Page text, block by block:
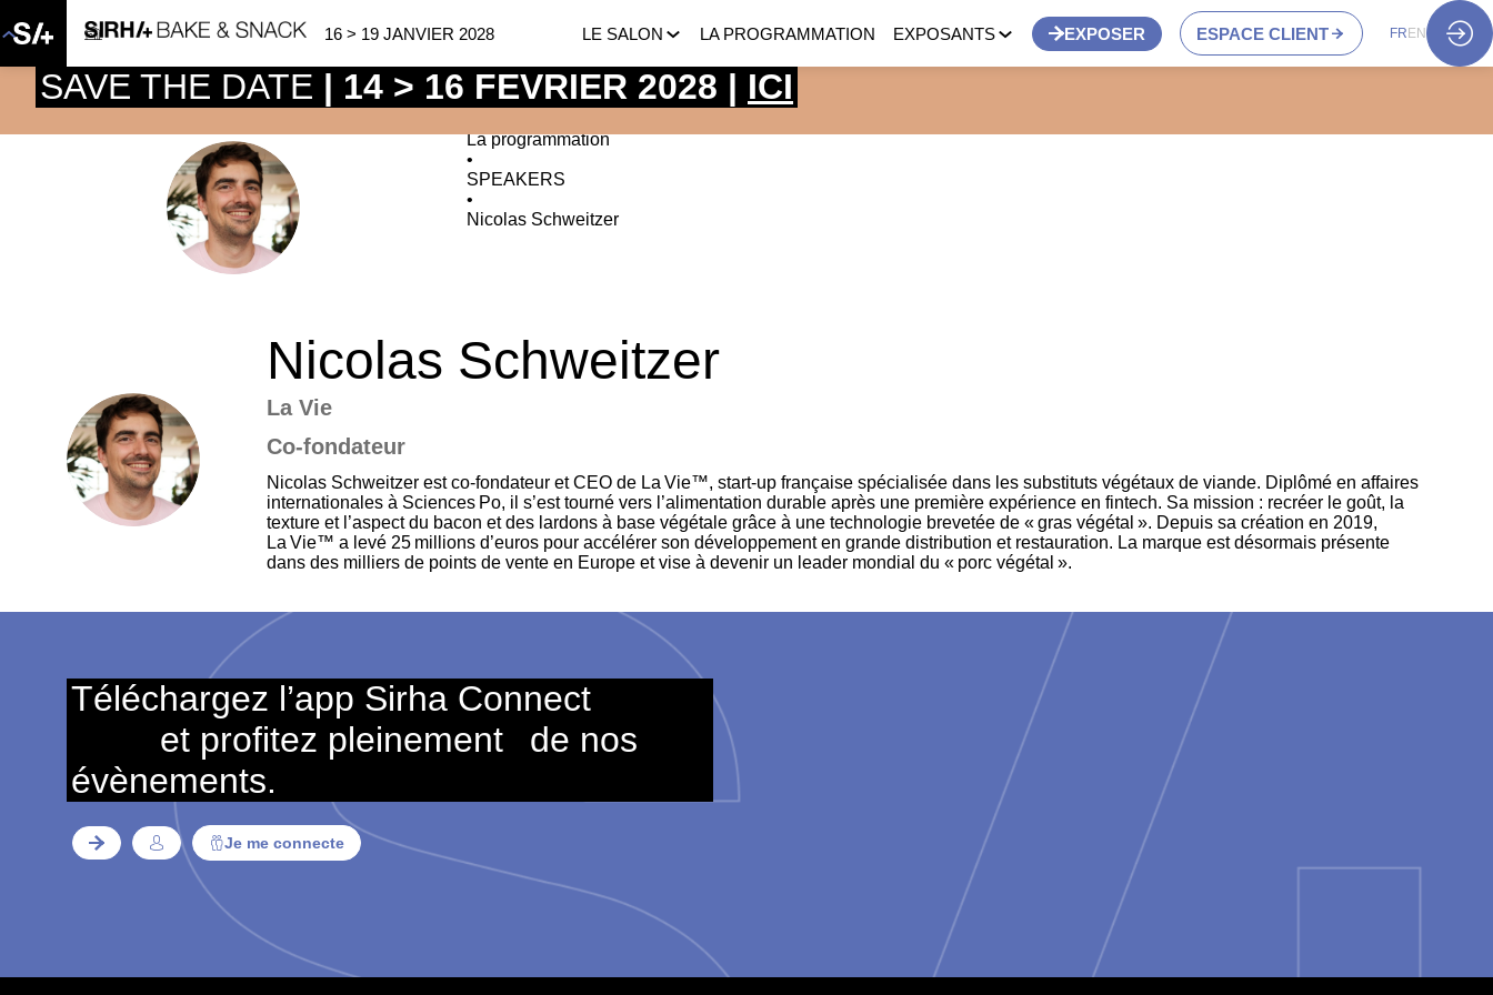
16 > 19 JANVIER 2028 LE SALON LA PROGRAMMATION EXPOSANTS EXPOSER ESPACE CLIENT FR EN
NS
La programmation
•
SPEAKERS
•
Nicolas Schweitzer
NS
Nicolas Schweitzer
La Vie
Co-fondateur
Nicolas Schweitzer est co‑fondateur et CEO de La Vie™, start‑up française spécialisée dans les substituts végétaux de viande. Diplômé en affaires
internationales à Sciences Po, il s’est tourné vers l’alimentation durable après une première expérience en fintech. Sa mission : recréer le goût, la
texture et l’aspect du bacon et des lardons à base végétale grâce à une technologie brevetée de « gras végétal ». Depuis sa création en 2019,
La Vie™ a levé 25 millions d’euros pour accélérer son développement en grande distribution et restauration. La marque est désormais présente
dans des milliers de points de vente en Europe et vise à devenir un leader mondial du « porc végétal ».
Téléchargez l’app Sirha Connect
et profitez pleinement
de nos
évènements.
Je me connecte
SAVE THE DATE | 14 > 16 FEVRIER 2028 | ICI